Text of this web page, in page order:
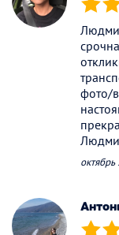
(*) (*)
фото/